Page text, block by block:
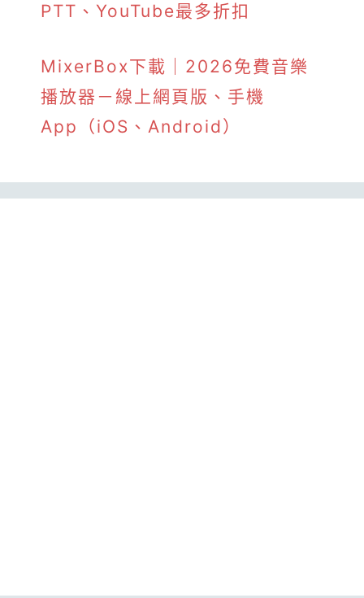
PTT、YouTube最多折扣
MixerBox下載｜2026免費音樂
播放器－線上網頁版、手機
App（iOS、Android）